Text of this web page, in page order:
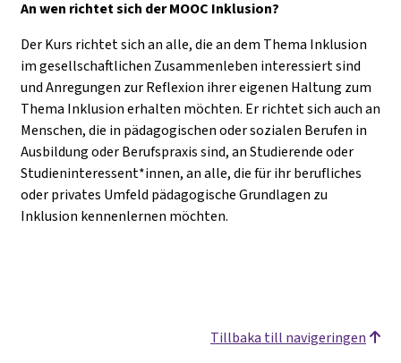
An wen richtet sich der MOOC Inklusion?
Der Kurs richtet sich an alle, die an dem Thema Inklusion
im gesellschaftlichen Zusammenleben interessiert sind
und Anregungen zur Reflexion ihrer eigenen Haltung zum
Thema Inklusion erhalten möchten. Er richtet sich auch an
Menschen, die in pädagogischen oder sozialen Berufen in
Ausbildung oder Berufspraxis sind, an Studierende oder
Studieninteressent*innen, an alle, die für ihr berufliches
oder privates Umfeld pädagogische Grundlagen zu
Inklusion kennenlernen möchten.
Tillbaka till navigeringen